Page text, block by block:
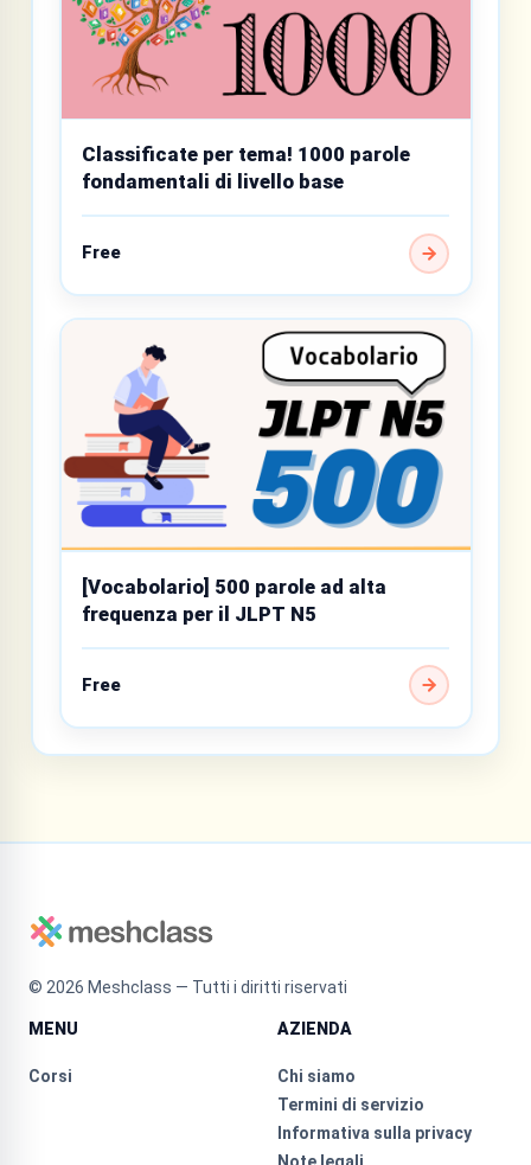
Classificate per tema! 1000 parole
fondamentali di livello base
Free
[Vocabolario] 500 parole ad alta
frequenza per il JLPT N5
Free
© 2026 Meshclass — Tutti i diritti riservati
MENU
Corsi
AZIENDA
Chi siamo
Termini di servizio
Informativa sulla privacy
Note legali